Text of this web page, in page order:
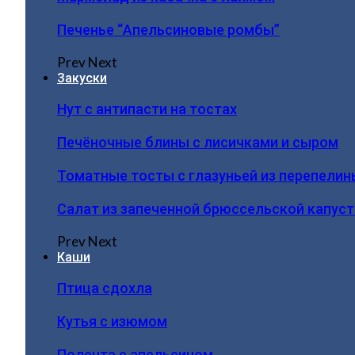
Печенье “Апельсиновые ромбы”
PrevNext
Закуски
Нут с антипасти на тостах
Печёночные блины с лисичками и сыром
Томатные тосты с глазуньей из
Салат из запеченной брюссельской
PrevNext
Каши
Птица сдохла
Кутья с изюмом